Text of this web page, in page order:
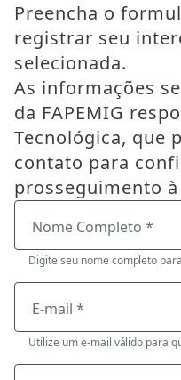
Preencha o
registrar seu
selecionada.
As informações
da FAPEMIG
Tecnológica, que
contato para
prosseguimento
Nome Completo *
Digite seu nome completo
E-mail *
Utilize um e-mail válido para